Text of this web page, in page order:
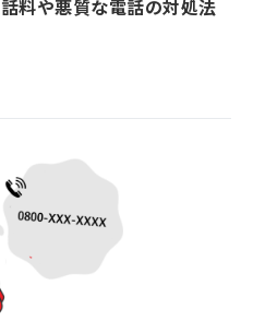
料や悪質な電話の対処法